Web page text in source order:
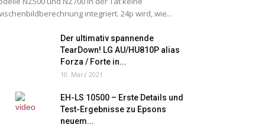
integriert. 24p wird, wie...
Der ultimativ spannende
TearDown! LG AU/HU810P alias
Forza / Forte in...
10. März 2021
EH-LS 10500 – Erste Details und
Test-Ergebnisse zu Epsons
neuem...